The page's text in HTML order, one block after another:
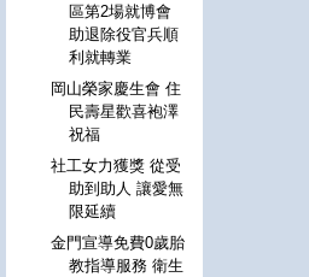
區第2場就博會
助退除役官兵順
利就轉業
岡山榮家慶生會 住
民壽星歡喜袍澤
祝福
社工女力獲獎 從受
助到助人 讓愛無
限延續
金門宣導免費0歲胎
教指導服務 衛生